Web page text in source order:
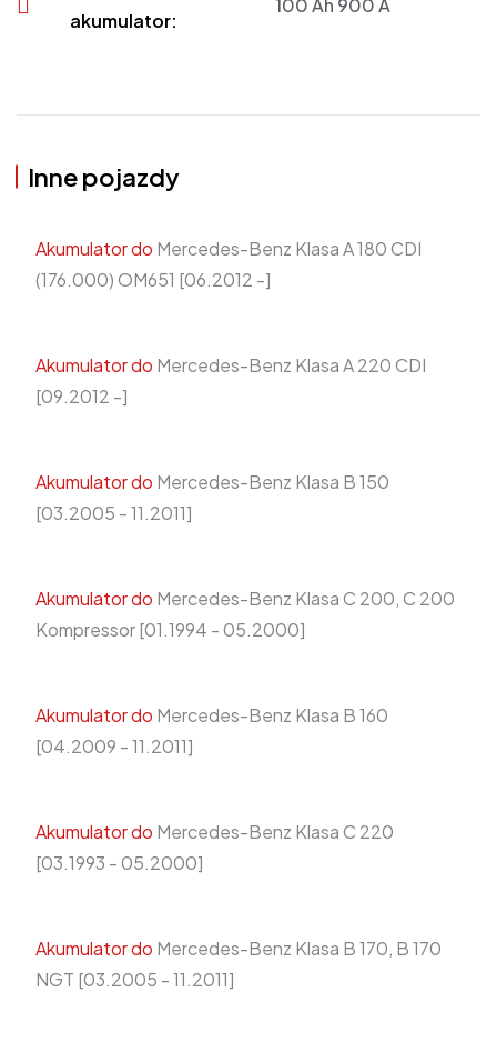
akumulator:
100 Ah 900 A
Inne pojazdy
Akumulator do Mercedes-Benz Klasa A 180 CDI
(176.000) OM651 [06.2012 -]
Akumulator do Mercedes-Benz Klasa A 220 CDI
[09.2012 -]
Akumulator do Mercedes-Benz Klasa B 150
[03.2005 - 11.2011]
Akumulator do Mercedes-Benz Klasa C 200, C 200
Kompressor [01.1994 - 05.2000]
Akumulator do Mercedes-Benz Klasa B 160
[04.2009 - 11.2011]
Akumulator do Mercedes-Benz Klasa C 220
[03.1993 - 05.2000]
Akumulator do Mercedes-Benz Klasa B 170, B 170
NGT [03.2005 - 11.2011]